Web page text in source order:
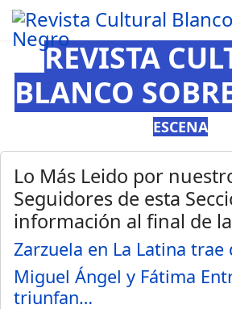
REVISTA
BLANCO
ESCENA
Lo Más Leido por
Seguidores de esta
información al final de
Zarzuela en La Latina
Miguel Ángel y Fátima
triunfan…